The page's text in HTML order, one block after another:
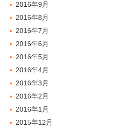
2016年9月
2016年8月
2016年7月
2016年6月
2016年5月
2016年4月
2016年3月
2016年2月
2016年1月
2015年12月